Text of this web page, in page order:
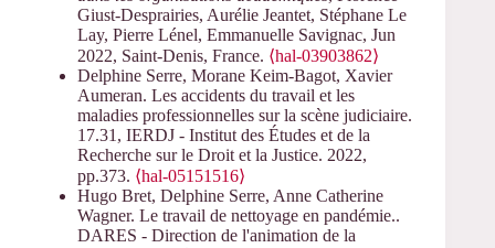
Giust-Desprairies, Aurélie Jeantet, Stéphane Le
Lay, Pierre Lénel, Emmanuelle Savignac, Jun
2022, Saint-Denis, France. ⟨hal-03903862⟩
Delphine Serre, Morane Keim-Bagot, Xavier
Aumeran. Les accidents du travail et les
maladies professionnelles sur la scène judiciaire.
17.31, IERDJ - Institut des Études et de la
Recherche sur le Droit et la Justice. 2022,
pp.373. ⟨hal-05151516⟩
Hugo Bret, Delphine Serre, Anne Catherine
Wagner. Le travail de nettoyage en pandémie..
DARES - Direction de l'animation de la